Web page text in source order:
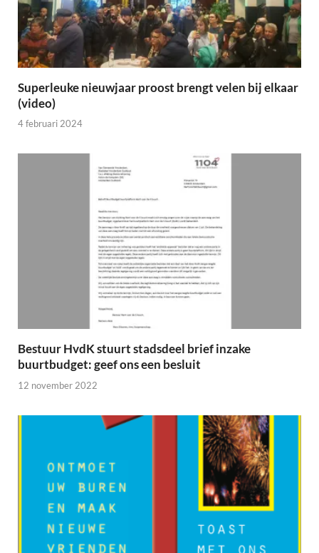
Superleuke nieuwjaar proost brengt velen bij elkaar
(video)
4 februari 2024
Bestuur HvdK stuurt stadsdeel brief inzake
buurtbudget: geef ons een besluit
12 november 2022